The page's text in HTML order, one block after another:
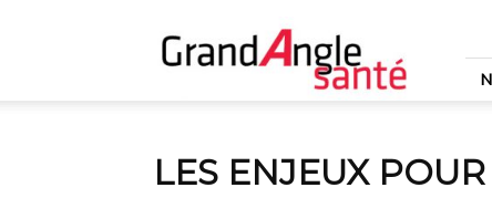
Angle
Santé
LES ENJEUX